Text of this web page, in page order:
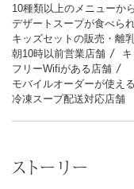
10種類以上のメニューか
デザートスープが食べら
キッズセットの販売・離
朝10時以前営業店舗
フリーWifiがある店舗
モバイルオーダーが使え
冷凍スープ配送対応店舗
ストーリー